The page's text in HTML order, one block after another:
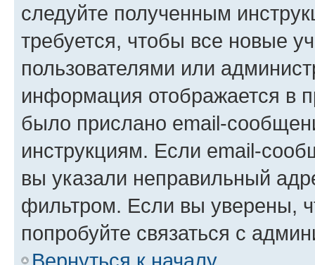
следуйте полученным
требуется, чтобы все новые
пользователями или
информация отображается в
было прислано email-
инструкциям. Если email-
вы указали неправильный
фильтром. Если вы уверены,
попробуйте связаться с
Вернуться к началу